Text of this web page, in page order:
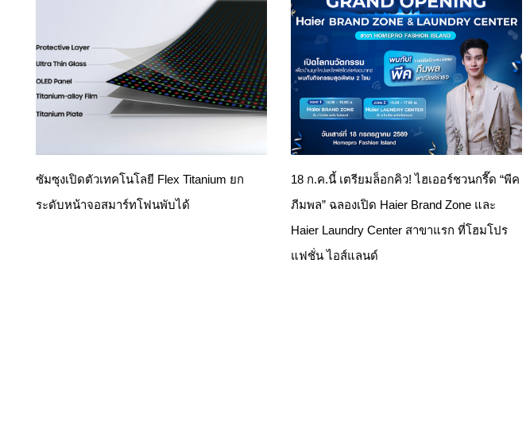
ซัมซุงเปิดตัวเทคโนโลยี Flex Titanium ยก
ระดับหน้าจอสมาร์ทโฟนพับได้
18 ก.ค.นี้ เตรียมล็อกคิว! ไฮเออร์ชวนกรี๊ด “พีค
ภีมพล” ฉลองเปิด Haier Brand Zone และ
Haier Laundry Center สาขาแรก ที่โฮมโปร
แฟชั่น ไอส์แลนด์